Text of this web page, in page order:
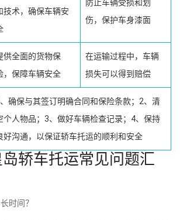
技术，确保车辆安
防止车辆受损和划
伤，保护车身漆面
供全面的货物保
，保障车辆安全
在运输过程中，车辆
损失可以得到赔偿
确保与其签订明确合同和保险条款；2、清
个人物品；3、做好车辆检查记录；4、保持
好沟通，以保证轿车托运的顺利和安全
轿车托运常见问题汇
时间？